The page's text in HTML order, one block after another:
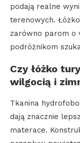
podają realne
terenowych.
zarówno parom o
podróżnikom
Czy łóżko
wilgocią i
Tkanina
dają znacznie
materace.